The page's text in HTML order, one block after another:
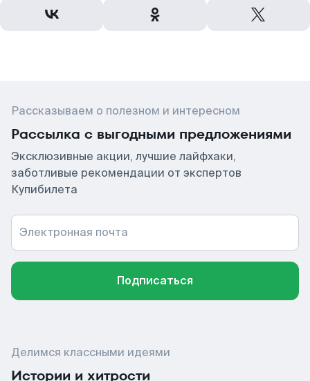
Рассказываем о полезном и интересном
Рассылка с выгодными предложениями
Эксклюзивные акции, лучшие лайфхаки,
заботливые рекомендации от экспертов
Купибилета
Электронная почта
Подписаться
Делимся классными идеями
Истории и хитрости